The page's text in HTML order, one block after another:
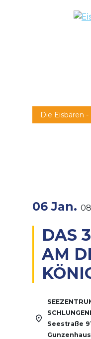
Die Eisbären
06 Jan.
DAS
AM
Seestraße